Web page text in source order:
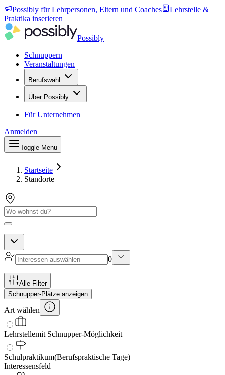
Possibly für Lehrpersonen, Eltern und Coaches
Lehrstelle &
Praktika inserieren
Possibly
Schnuppern
Veranstaltungen
Berufswahl
Über Possibly
Für Unternehmen
Anmelden
Toggle Menu
Startseite
Standorte
0
Alle Filter
Schnupper-Plätze anzeigen
Art wählen
Lehrstellemit Schnupper-Möglichkeit
Schulpraktikum(Berufspraktische Tage)
Interessensfeld